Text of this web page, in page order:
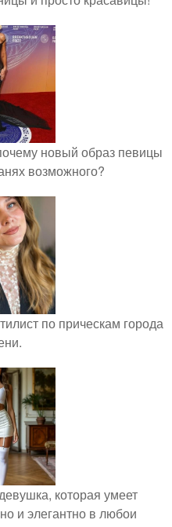
новый образ певицы
возможного?
по прическам города
которая умеет
и элегантно в любои